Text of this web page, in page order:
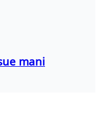
mani